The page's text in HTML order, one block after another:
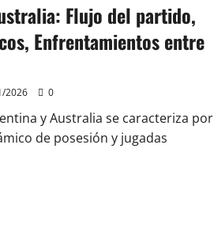
Flujo del partido,
Enfrentamientos entre
2026 0
y Australia se caracteriza por
de posesión y jugadas